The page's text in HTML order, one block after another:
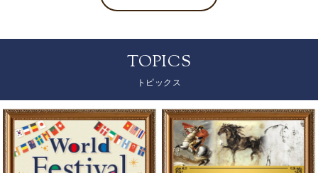
TOPICS
トピックス